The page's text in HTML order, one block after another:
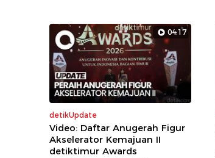
04:17
detikUpdate
Video: Daftar Anugerah Figur
Akselerator Kemajuan II
detiktimur Awards